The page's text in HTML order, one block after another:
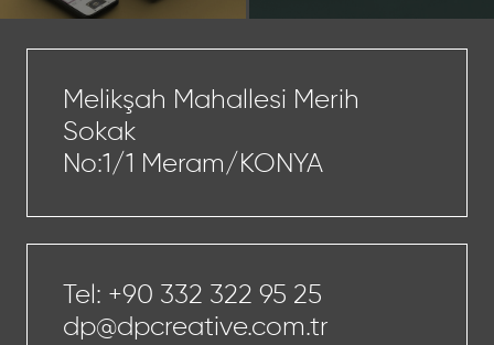
Melikşah Mahallesi Merih
Sokak
No:1/1 Meram/KONYA
Tel: +90 332 322 95 25
dp@dpcreative.com.tr